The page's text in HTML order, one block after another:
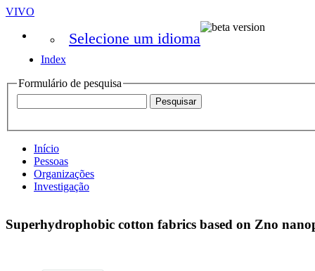
VIVO
Selecione um idioma
Index
Formulário de pesquisa
Início
Pessoas
Organizações
Investigação
Superhydrophobic cotton fabrics based on Zno